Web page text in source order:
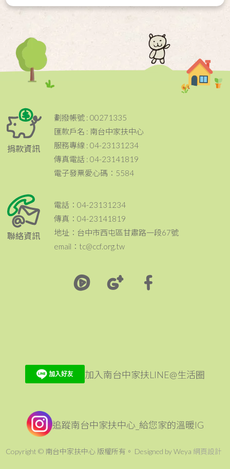
捐款資訊
劃撥帳號 : 00271335
匯款戶名 : 南台中家扶中心
服務專線 : 04-23131234
傳真電話 : 04-23141819
電子發票愛心碼：5584
聯絡資訊
電話：04-23131234
傳真：04-23141819
地址：台中市西屯區甘肅路一段67號
email：tc@ccf.org.tw
加入南台中家扶LINE@生活圈
追蹤南台中家扶中心_給您家的溫暖IG
Copyright © 南台中家扶中心 版權所有。 Designed by Weya 網頁設計